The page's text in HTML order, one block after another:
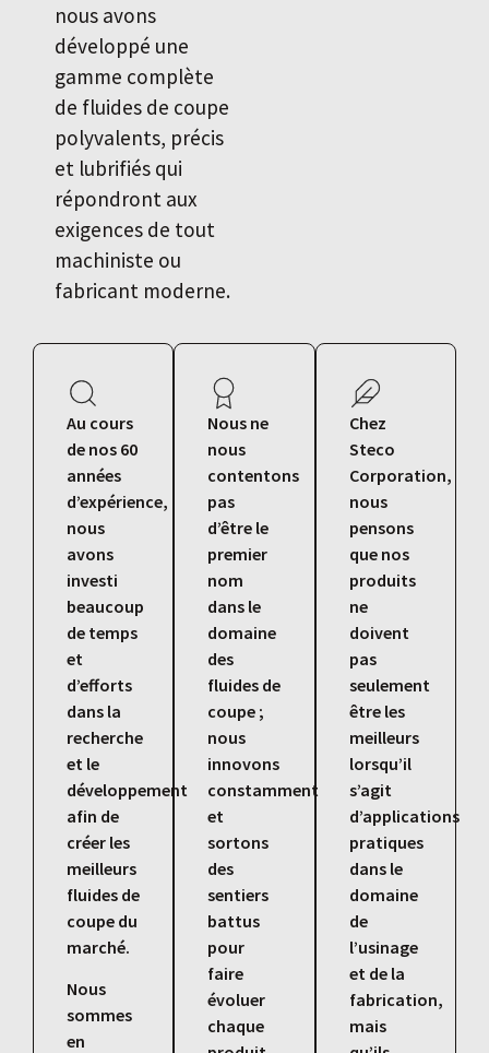
nous avons
développé une
gamme complète
de fluides de coupe
polyvalents, précis
et lubrifiés qui
répondront aux
exigences de tout
machiniste ou
fabricant moderne.
Au cours
de nos 60
années
d’expérience,
nous
avons
investi
beaucoup
de temps
et
d’efforts
dans la
recherche
et le
développement
afin de
créer les
meilleurs
fluides de
coupe du
marché.
Nous
sommes
en
Nous ne
nous
contentons
pas
d’être le
premier
nom
dans le
domaine
des
fluides de
coupe ;
nous
innovons
constamment
et
sortons
des
sentiers
battus
pour
faire
évoluer
chaque
Chez
Steco
Corporation,
nous
pensons
que nos
produits
ne
doivent
pas
seulement
être les
meilleurs
lorsqu’il
s’agit
d’applications
pratiques
dans le
domaine
de
l’usinage
et de la
fabrication,
mais